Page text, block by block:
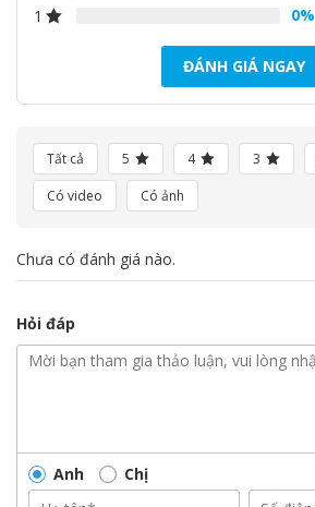
1
0%
ĐÁNH GIÁ NGAY
Tất cả 5 4 3
Có video
Có ảnh
Chưa có đánh giá nào.
Hỏi đáp
Anh Chị